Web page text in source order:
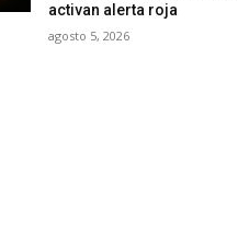
activan alerta roja
agosto 5, 2026